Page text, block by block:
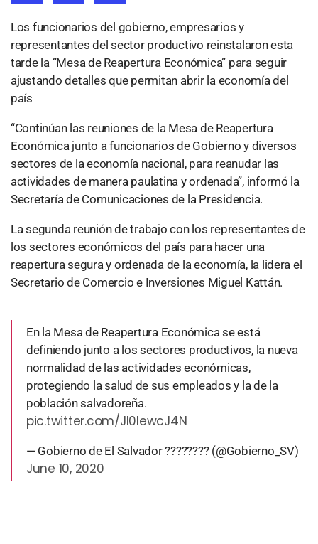
Los funcionarios del gobierno, empresarios y
representantes del sector productivo reinstalaron esta
tarde la “Mesa de Reapertura Económica” para seguir
ajustando detalles que permitan abrir la economía del
país
“Continúan las reuniones de la Mesa de Reapertura
Económica junto a funcionarios de Gobierno y diversos
sectores de la economía nacional, para reanudar las
actividades de manera paulatina y ordenada”, informó la
Secretaría de Comunicaciones de la Presidencia.
La segunda reunión de trabajo con los representantes de
los sectores económicos del país para hacer una
reapertura segura y ordenada de la economía, la lidera el
Secretario de Comercio e Inversiones Miguel Kattán.
En la Mesa de Reapertura Económica se está
definiendo junto a los sectores productivos, la nueva
normalidad de las actividades económicas,
protegiendo la salud de sus empleados y la de la
población salvadoreña.
pic.twitter.com/Jl0IewcJ4N
— Gobierno de El Salvador ???????? (@Gobierno_SV)
June 10, 2020